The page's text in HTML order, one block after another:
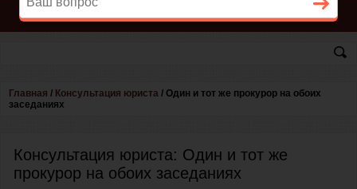
КОНСУЛЬТАЦИЯ ЮРИСТА
Главная / Консультация юриста / Один и тот же прокурор на обоих
заседаниях
Консультация юриста: Один и тот же
прокурор на обоих заседаниях